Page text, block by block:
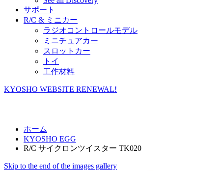
サポート
R/C & ミニカー
ラジオコントロールモデル
ミニチュアカー
スロットカー
トイ
工作材料
KYOSHO WEBSITE RENEWAL!
ホーム
KYOSHO EGG
R/C サイクロンツイスター TK020
Skip to the end of the images gallery